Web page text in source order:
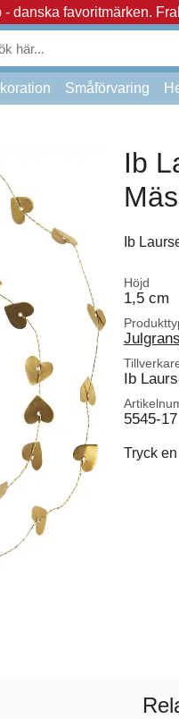
danska favoritmärken.
Småförvaring
Ib
Ib
Höjd
1,5 cm
Ib
5545-17
Tryck